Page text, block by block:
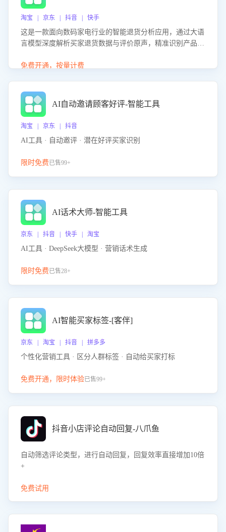
淘宝 | 京东 | 抖音 | 快手
这是一款面向数码家电行业的智能退货分析应用，通过大语
言模型深度解析买家退货数据与评价原声，精准识别产品质
改进建议，通过挖掘用户痛点驱动产品迭代，从根本上降低
免费开通，按量计费
AI自动邀请顾客好评-智能工具
淘宝 | 京东 | 抖音
AI工具 · 自动邀评 · 潜在好评买家识别
限时免费已售99+
AI话术大师-智能工具
京东 | 抖音 | 快手 | 淘宝
AI工具 · DeepSeek大模型 · 营销话术生成
限时免费已售28+
AI智能买家标签-[客伴]
京东 | 淘宝 | 抖音 | 拼多多
个性化营销工具 · 区分人群标签 · 自动给买家打标
免费开通，限时体验已售99+
抖音小店评论自动回复-八爪鱼
自动筛选评论类型，进行自动回复，回复效率直接增加10倍
+
免费试用